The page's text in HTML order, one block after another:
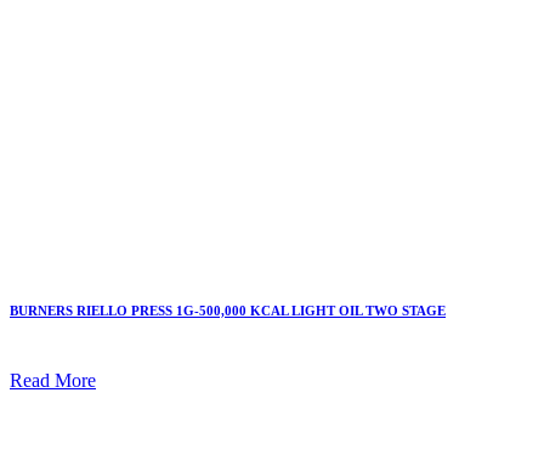
BURNERS RIELLO PRESS 1G-500,000 KCAL LIGHT OIL TWO STAGE
Read More